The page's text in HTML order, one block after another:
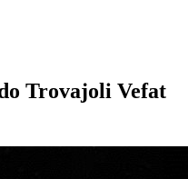
Trovajoli Vefat